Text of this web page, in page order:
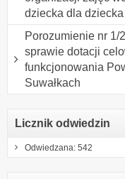
dziecka dla
Porozumienie nr 1/
sprawie dotacji
funkcjonowania
Suwałkach
Licznik odwiedzin
Odwiedzana: 542